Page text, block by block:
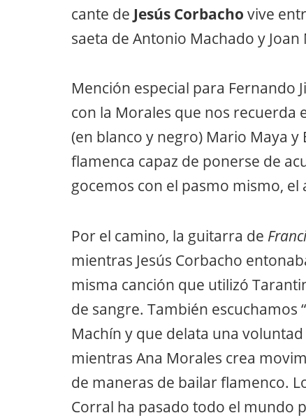
cante de Jesús Corbacho vive
saeta de Antonio Machado y
Mención especial para Fernando
con la Morales que nos
(en blanco y negro) Mario Maya
flamenca capaz de ponerse de
gocemos con el pasmo mismo,
Por el camino, la guitarra de
mientras Jesús Corbacho
misma canción que utilizó
de sangre. También escuchamos
Machín y que delata una
mientras Ana Morales crea
de maneras de bailar flamenco.
Corral ha pasado todo el mundo